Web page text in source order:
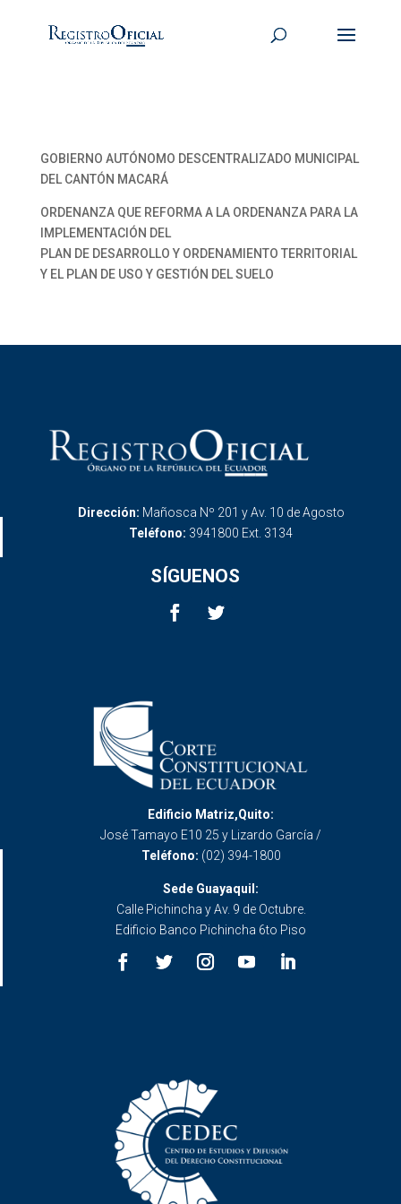
GOBIERNO AUTÓNOMO DESCENTRALIZADO MUNICIPAL
DEL CANTÓN MACARÁ
ORDENANZA QUE REFORMA A LA ORDENANZA PARA LA
IMPLEMENTACIÓN DEL
PLAN DE DESARROLLO Y ORDENAMIENTO TERRITORIAL
Y EL PLAN DE USO Y GESTIÓN DEL SUELO
Dirección: Mañosca Nº 201 y Av. 10 de Agosto
Teléfono: 3941800 Ext. 3134
SÍGUENOS
Edificio Matriz,Quito:
José Tamayo E10 25 y Lizardo García /
Teléfono: (02) 394-1800
Sede Guayaquil:
Calle Pichincha y Av. 9 de Octubre.
Edificio Banco Pichincha 6to Piso